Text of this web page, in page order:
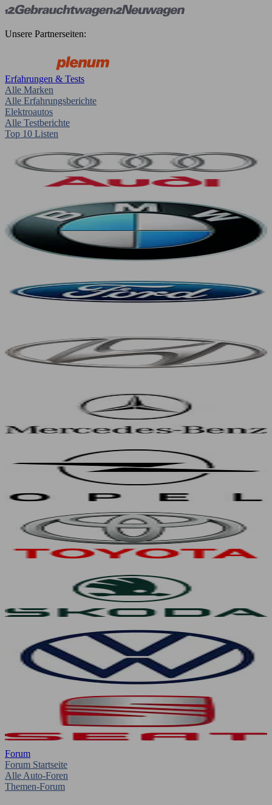
Unsere Partnerseiten:
Erfahrungen & Tests
Alle Marken
Alle Erfahrungsberichte
Elektroautos
Alle Testberichte
Top 10 Listen
Forum
Forum Startseite
Alle Auto-Foren
Themen-Forum